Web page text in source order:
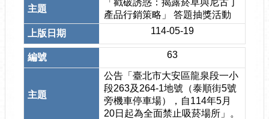
「戳破誘惑：揭露菸草與尼古丁
產品行銷策略」 答題抽獎活動
114-05-19
63
公告「臺北市大安區龍泉段一小
段263及264-1地號（泰順街5號
旁機車停車場），自114年5月
20日起為全面禁止吸菸場所」。